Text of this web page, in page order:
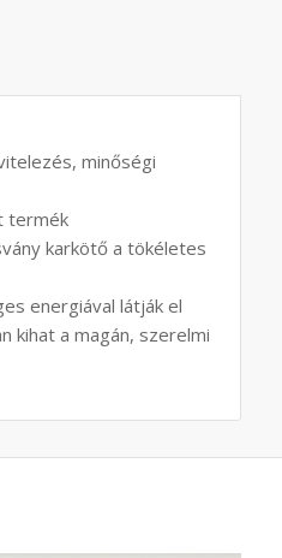
minőségi
termék
karkötő a tökéletes
energiával látják el
kihat a magán, szerelmi